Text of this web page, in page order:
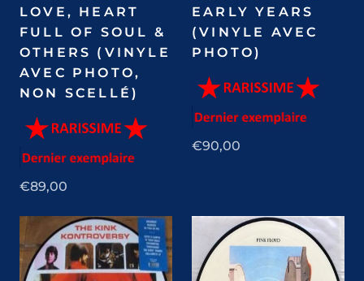
LOVE, HEART
FULL OF SOUL &
OTHERS (VINYLE
AVEC PHOTO,
NON SCELLÉ)
€89,00
EARLY YEARS
(VINYLE AVEC
PHOTO)
€90,00